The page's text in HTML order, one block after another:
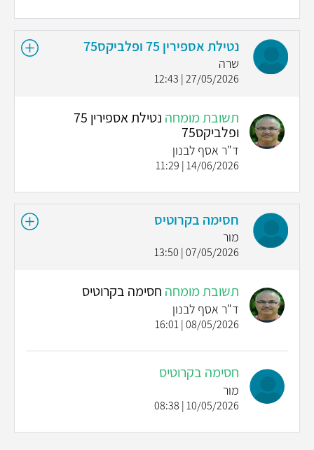
נטילת אספירין 75 ופלביקס75
שרה
27/05/2026 | 12:43
תשובת מומחה
נטילת אספירין 75
ופלביקס75
ד"ר אסף לבנון
14/06/2026 | 11:29
חסימה בקרוטיס
מור
07/05/2026 | 13:50
תשובת מומחה חסימה בקרוטיס
ד"ר אסף לבנון
08/05/2026 | 16:01
חסימה בקרוטיס
מור
10/05/2026 | 08:38